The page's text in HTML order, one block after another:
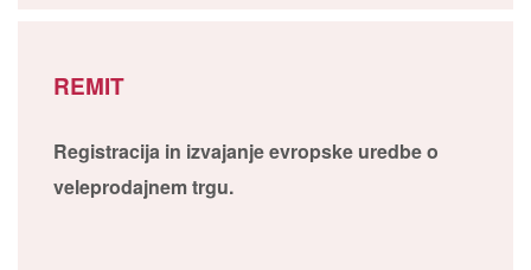
REMIT
Registracija in izvajanje evropske uredbe o
veleprodajnem trgu.